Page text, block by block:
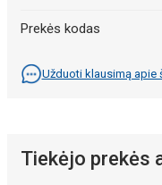
Prekės kodas
Užduoti klausimą apie
Tiekėjo prekės